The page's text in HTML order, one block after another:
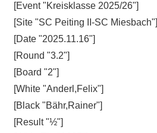
[Event "Kreisklasse 2025/26"]
[Site "SC Peiting II-SC Miesbach"]
[Date "2025.11.16"]
[Round "3.2"]
[Board "2"]
[White "Anderl,Felix"]
[Black "Bähr,Rainer"]
[Result "½"]